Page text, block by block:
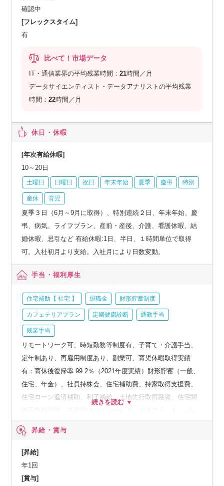
確認中
[フレックスタイム]
有
比べて！市場データ
IT・通信業界の平均残業時間：21時間／月
データサイエンティスト・データアナリストの平均残業
時間：22時間／月
休日・休暇
[年次有給休暇]
10～20日
土曜日 日曜日 祝日 年末年始 夏季 慶弔 特別
産休 育児
夏季３日（6月～9月に取得）、特別連続２日、年末年始、慶
弔、病気、ライフプラン、産前・産後、介護、看護休暇、結
婚休暇、忌引など 有給休暇:1日、半日、１時間単位で取得
可。入社初月より支給。入社月により日数変動。
手当・福利厚生
住宅補助【 社宅 】 退職金 財形貯蓄制度
カフェテリアプラン 定期健康診断 通勤手当
残業手当
リモートワーク可、時短勤務等制度有、子育て・介護手当、
定年制あり、再雇用制度あり、副業可、育児休暇取得実績
有：育休後復帰率:99.2％（2021年度実績）財形貯蓄（一般、
住宅、年金）、社員持株会、住宅補助費、持家取得支援費、
住宅ローン返済補助、利子補給、土地先行取得融資、住宅関
介護支援サービス、結婚祝い金、弔慰料、災害見舞金など、
社員食堂、企業年金（企業年金基金、確定拠出年金）、電気
通信共済会(個人年金、遺児育英基金)
昇給・賞与
[昇給]
年1回
[賞与]